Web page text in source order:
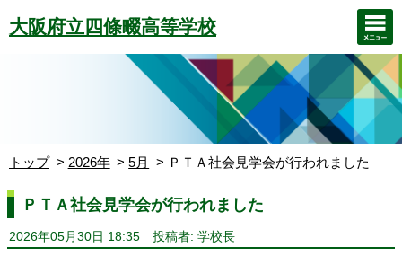
大阪府立四條畷高等学校
トップ 2026年 5月 ＰＴＡ社会見学会が行われました
ＰＴＡ社会見学会が行われました
2026年05月30日 18:35 投稿者: 学校長